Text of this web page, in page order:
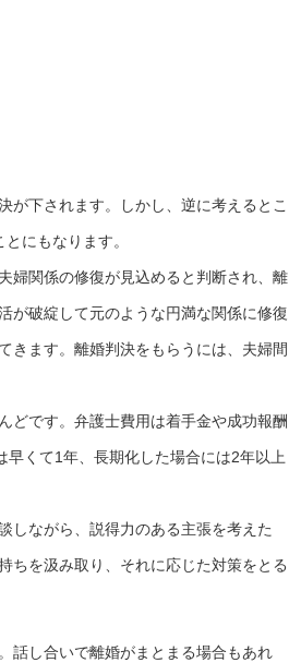
が下されます。しかし、逆に考えるとこ
にもなります。
婦関係の修復が見込めると判断され、離
が破綻して元のような円満な関係に修復
きます。離婚判決をもらうには、夫婦間
どです。弁護士費用は着手金や成功報酬
くて1年、長期化した場合には2年以上
しながら、説得力のある主張を考えた
ちを汲み取り、それに応じた対策をとる
話し合いで離婚がまとまる場合もあれ